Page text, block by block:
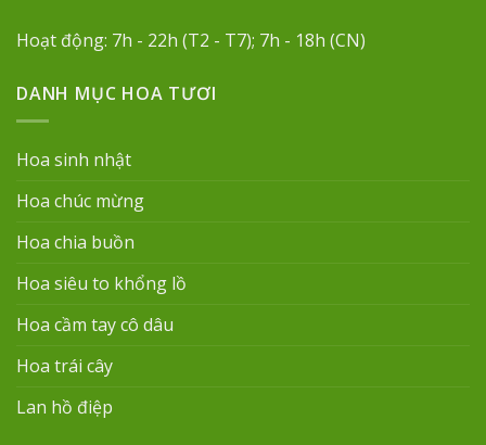
Hoạt động: 7h - 22h (T2 - T7); 7h - 18h (CN)
DANH MỤC HOA TƯƠI
Hoa sinh nhật
Hoa chúc mừng
Hoa chia buồn
Hoa siêu to khổng lồ
Hoa cầm tay cô dâu
Hoa trái cây
Lan hồ điệp